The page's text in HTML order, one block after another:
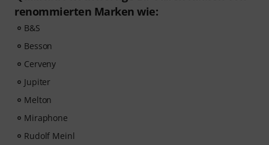
Ventile werden über Trigger entlüftet, wobei sich am 1.
Zug liegen mit weichen Bögen geschmeidig im Inneren des
Korpus. Die Bohrung beträgt 21,50 mm, der Schallbecher
hat einen Durchmesser von 420 mm und das Instrument
selbst eine Höhe von 1.140 mm. Pure Perfektion: Dieser
Traum für Profis liegt preislich jenseits von 27.000 Euro.
Qualitativ hochwertige Bb-Tuben kaufen von
renommierten Marken wie: